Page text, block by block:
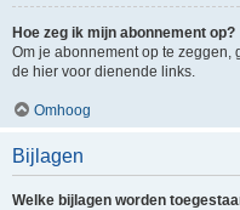
Hoe zeg ik mijn abonnement op?
Om je abonnement op te
de hier voor dienende links.
Omhoog
Bijlagen
Welke bijlagen worden